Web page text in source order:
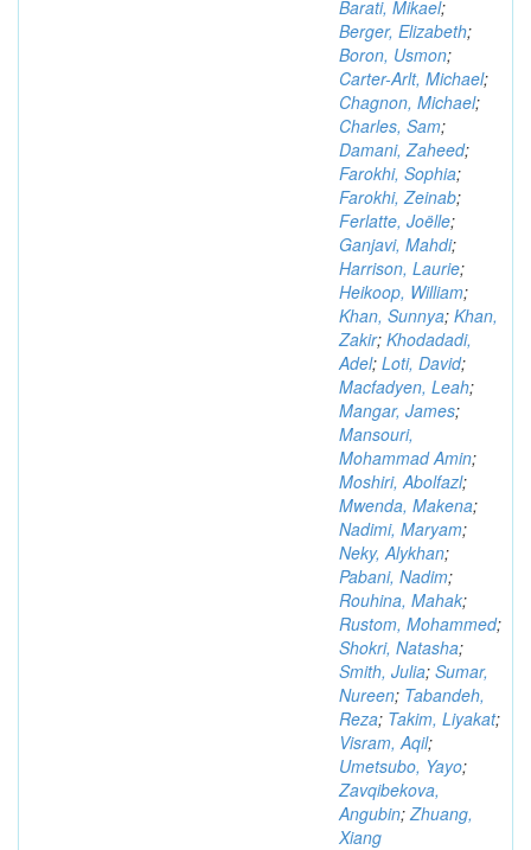
Barati, Mikael;
Berger, Elizabeth;
Boron, Usmon;
Carter-Arlt, Michael;
Chagnon, Michael;
Charles, Sam;
Damani, Zaheed;
Farokhi, Sophia;
Farokhi, Zeinab;
Ferlatte, Joëlle;
Ganjavi, Mahdi;
Harrison, Laurie;
Heikoop, William;
Khan, Sunnya; Khan,
Zakir; Khodadadi,
Adel; Loti, David;
Macfadyen, Leah;
Mangar, James;
Mansouri,
Mohammad Amin;
Moshiri, Abolfazl;
Mwenda, Makena;
Nadimi, Maryam;
Neky, Alykhan;
Pabani, Nadim;
Rouhina, Mahak;
Rustom, Mohammed;
Shokri, Natasha;
Smith, Julia; Sumar,
Nureen; Tabandeh,
Reza; Takim, Liyakat;
Visram, Aqil;
Umetsubo, Yayo;
Zavqibekova,
Angubin;Zhuang,
Xiang